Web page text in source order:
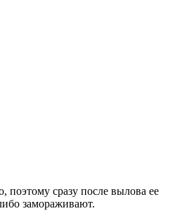
поэтому сразу после вылова ее
замораживают.